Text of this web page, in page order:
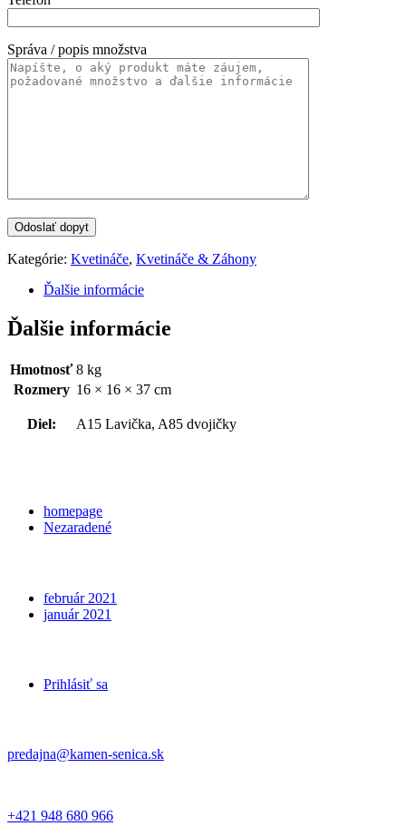
Správa / popis množstva
Kategórie: Kvetináče, Kvetináče & Záhony
Ďalšie informácie
Ďalšie informácie
Hmotnosť 8 kg
Rozmery 16 × 16 × 37 cm
Diel: A15 Lavička, A85 dvojičky
homepage
Nezaradené
február 2021
január 2021
Prihlásiť sa
predajna@kamen-senica.sk
+421 948 680 966